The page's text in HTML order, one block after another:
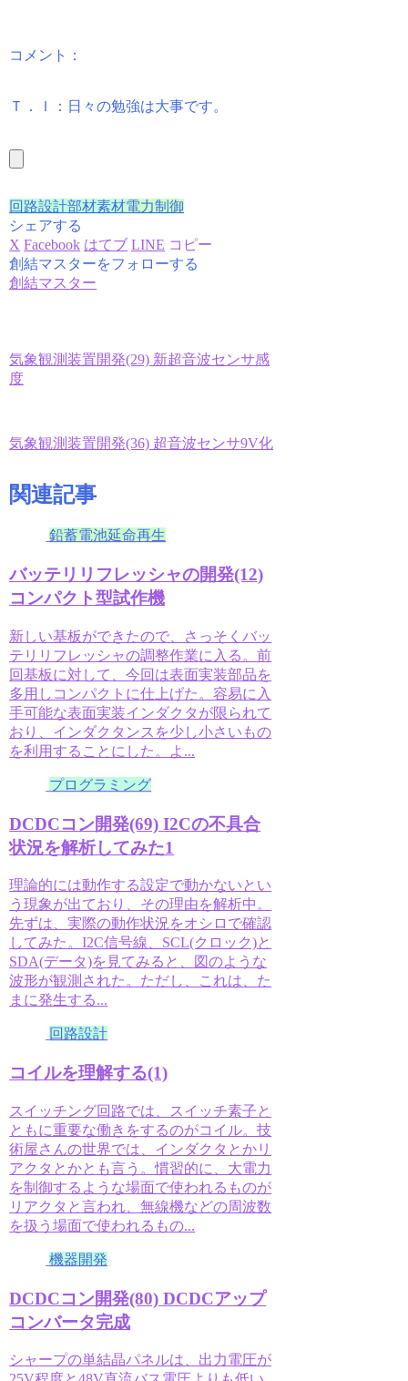
コメント：
Ｔ．Ｉ：日々の勉強は大事です。
回路設計部材素材電力制御
シェアする
X Facebook はてブ LINE コピー
創結マスターをフォローする
創結マスター
気象観測装置開発(29) 新超音波センサ感
度
気象観測装置開発(36) 超音波センサ9V化
関連記事
鉛蓄電池延命再生
バッテリリフレッシャの開発(12)
コンパクト型試作機
新しい基板ができたので、さっそくバッ
テリリフレッシャの調整作業に入る。前
回基板に対して、今回は表面実装部品を
多用しコンパクトに仕上げた。容易に入
手可能な表面実装インダクタが限られて
おり、インダクタンスを少し小さいもの
を利用することにした。よ...
プログラミング
DCDCコン開発(69) I2Cの不具合
状況を解析してみた1
理論的には動作する設定で動かないとい
う現象が出ており、その理由を解析中。
先ずは、実際の動作状況をオシロで確認
してみた。I2C信号線、SCL(クロック)と
SDA(データ)を見てみると、図のような
波形が観測された。ただし、これは、た
まに発生する...
回路設計
コイルを理解する(1)
スイッチング回路では、スイッチ素子と
ともに重要な働きをするのがコイル。技
術屋さんの世界では、インダクタとかリ
アクタとかとも言う。慣習的に、大電力
を制御するような場面で使われるものが
リアクタと言われ、無線機などの周波数
を扱う場面で使われるもの...
機器開発
DCDCコン開発(80) DCDCアップ
コンバータ完成
シャープの単結晶パネルは、出力電圧が